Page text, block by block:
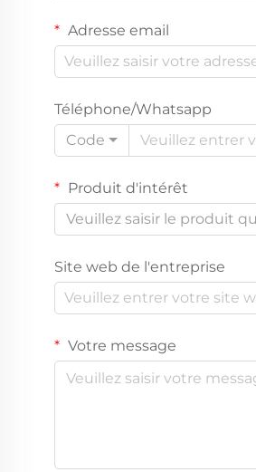
Adresse email
Téléphone/Whatsapp
Code
Produit d'intérêt
Veuillez saisir le produit
Site web de l'entreprise
Votre message